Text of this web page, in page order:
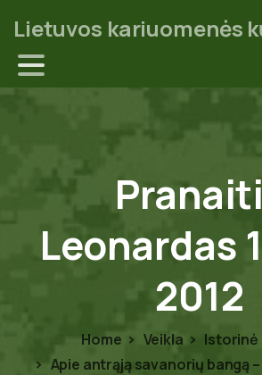
Lietuvos kariuomenės
Leonardas
2012
Home Veikla
Istorinė
Apie antrąją savanorių bangą –